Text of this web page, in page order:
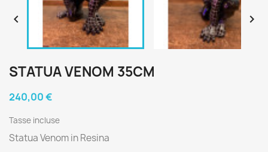
 
STATUA VENOM 35CM
240,00 €
Tasse incluse
Statua Venom in Resina